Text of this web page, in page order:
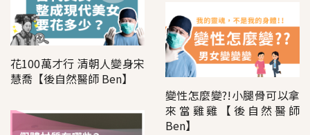
花100萬才行 清朝人變身宋
慧喬【後自然醫師 Ben】
變性怎麼變?!小腿骨可以拿
來當雞雞【後自然醫師
Ben】